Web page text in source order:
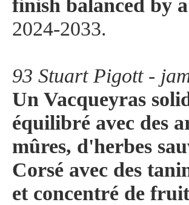
finish balanced by
2024-2033.
93 Stuart Pigott -
Un Vacqueyras
équilibré avec des
mûres, d'herbes
Corsé avec des
et concentré de